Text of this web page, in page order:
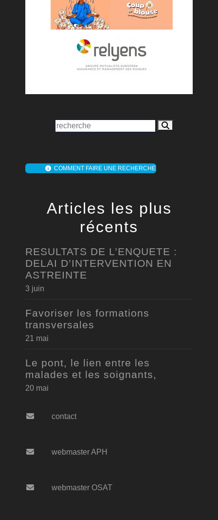
COMMENT FAIRE UNE RECHERCHE
Articles les plus
récents
RESULTATS DE L’ENQUETE :
DELAI D’INTERVENTION EN
ASTREINTE
3 juin
Favoriser les formations
transversales
21 mai
Le pont, le lien entre les
malades et les soignants,
20 mai
contact
webmaster APH
webmaster OSAT